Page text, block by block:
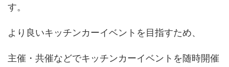
す。
より良いキッチンカーイベントを目指すため、
主催・共催などでキッチンカーイベントを随時開催